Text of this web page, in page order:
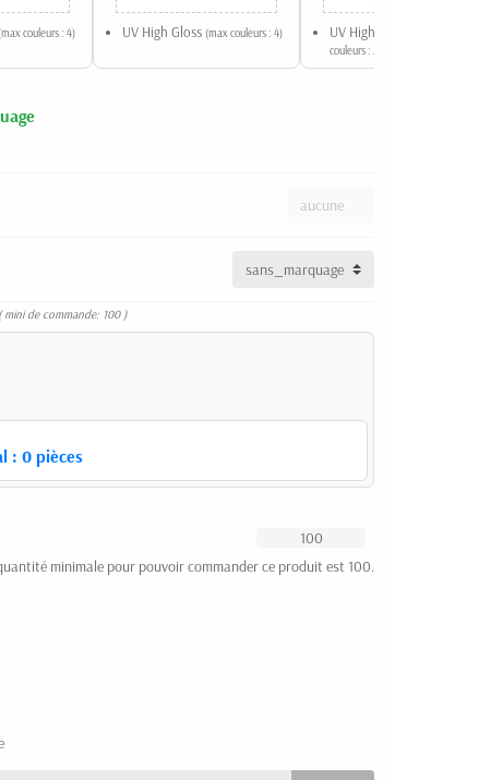
(max couleurs : 4) UV High Gloss (max couleurs : 4) UV High Gloss - Flex
couleurs : 2)
( mini de commande: 100 )
: 0pièces
minimale pour pouvoir commander ce produit est 100.